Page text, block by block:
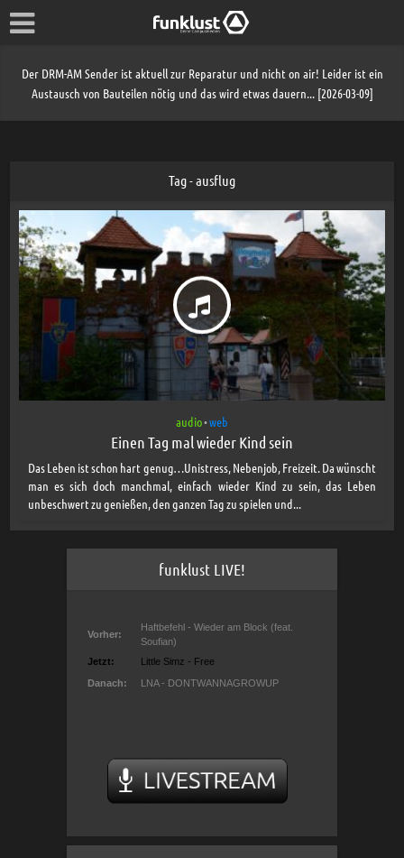
Der DRM-AM Sender ist aktuell zur Reparatur und nicht on air! Leider ist ein
Austausch von Bauteilen nötig und das wird etwas dauern... [2026-03-09]
Tag - ausflug
audio•web
Einen Tag mal wieder Kind sein
Das Leben ist schon hart genug…Unistress, Nebenjob, Freizeit. Da wünscht
man es sich doch manchmal, einfach wieder Kind zu sein, das Leben
unbeschwert zu genießen, den ganzen Tag zu spielen und...
funklust LIVE!